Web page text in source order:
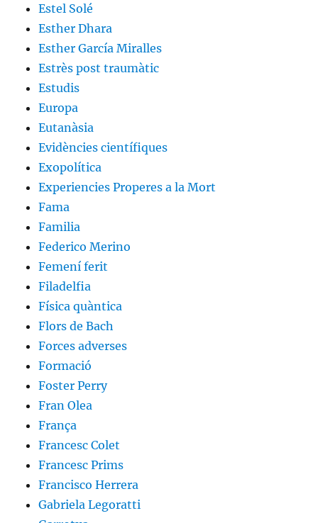
Estel Solé
Esther Dhara
Esther García Miralles
Estrès post traumàtic
Estudis
Europa
Eutanàsia
Evidències científiques
Exopolítica
Experiencies Properes a la Mort
Fama
Familia
Federico Merino
Femení ferit
Filadelfia
Física quàntica
Flors de Bach
Forces adverses
Formació
Foster Perry
Fran Olea
França
Francesc Colet
Francesc Prims
Francisco Herrera
Gabriela Legoratti